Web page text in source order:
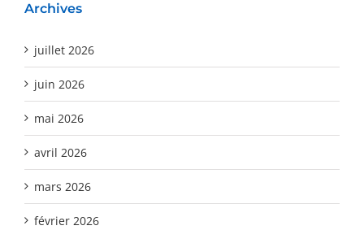
Archives
juillet 2026
juin 2026
mai 2026
avril 2026
mars 2026
février 2026